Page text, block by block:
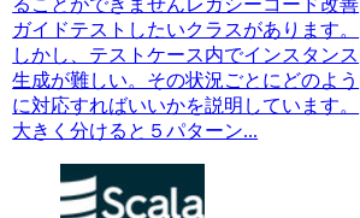
ることができませんレガシーコード改善
ガイドテストしたいクラスがあります。
しかし、テストケース内でインスタンス
生成が難しい。その状況ごとにどのよう
に対応すればいいかを説明しています。
大きく分けると５パターン...